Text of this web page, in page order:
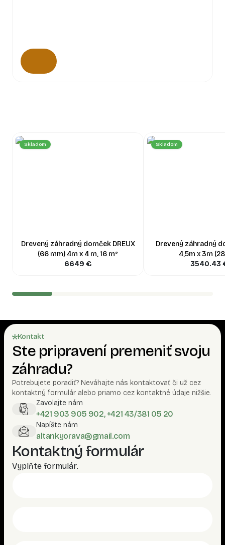
Skladom
Drevený záhradný domček DREUX
(66 mm) 4m x 4 m, 16 m²
6649 €
Skladom
Drevený záhradný
4,5m x 3m
3540.43
Kontakt
Ste pripravení premeniť svoju
záhradu?
Potrebujete poradiť? Neváhajte nás kontaktovať či už cez
kontaktný formulár alebo priamo cez kontaktné údaje nižšie.
Zavolajte nám
+421 903 905 902, +421 43/381 05 20
Napíšte nám
altankyorava@gmail.com
Kontaktný formulár
Vyplňte formulár.